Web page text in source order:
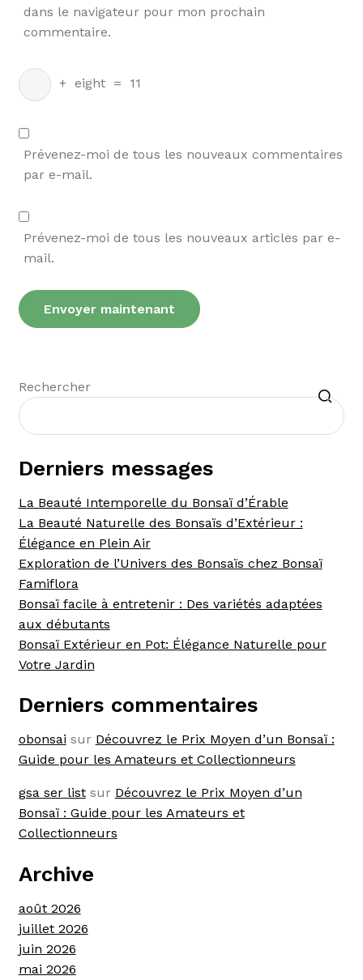
dans le navigateur pour mon prochain
commentaire.
+ eight = 11
Prévenez-moi de tous les nouveaux commentaires
par e-mail.
Prévenez-moi de tous les nouveaux articles par e-
mail.
Rechercher
Recherche
Derniers messages
La Beauté Intemporelle du Bonsaï d’Érable
La Beauté Naturelle des Bonsaïs d’Extérieur :
Élégance en Plein Air
Exploration de l’Univers des Bonsaïs chez Bonsaï
Famiflora
Bonsaï facile à entretenir : Des variétés adaptées
aux débutants
Bonsaï Extérieur en Pot: Élégance Naturelle pour
Votre Jardin
Derniers commentaires
obonsai sur Découvrez le Prix Moyen d’un Bonsaï :
Guide pour les Amateurs et Collectionneurs
gsa ser listsur Découvrez le Prix Moyen d’un
Bonsaï : Guide pour les Amateurs et
Collectionneurs
Archive
août 2026
juillet 2026
juin 2026
mai 2026